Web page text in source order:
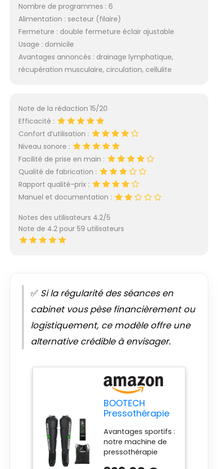
Nombre de programmes : 6
Alimentation : secteur (filaire)
Fermeture : double fermeture éclair ajustable
Usage : domicile
Avantages annoncés : drainage lymphatique,
récupération musculaire, circulation, cellulite
Note de la rédaction 15/20
Efficacité :
Confort d’utilisation :
Niveau sonore :
Facilité de prise en main :
Qualité de fabrication :
Rapport qualité-prix :
Manuel et documentation :
Notes des utilisateurs 4.2/5
Note de 4.2 pour 59 utilisateurs
✅ Si la régularité des séances en
cabinet vous pèse financièrement ou
logistiquement, ce modèle offre une
alternative crédible à envisager.
BOOTECH
Pressothérapie
pour la maison,
massage des
jambes et des
pieds fatigués,
Avantages sportifs :
notre machine de
pressothérapie